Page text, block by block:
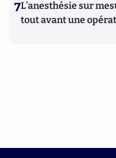
7L’anesthésie sur
tout avant une